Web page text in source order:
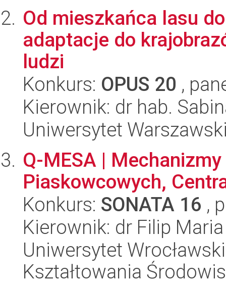
Od mieszkańca lasu
adaptacje do
ludzi
Konkurs: OPUS 20 ,
Kierownik: dr hab.
Uniwersytet
Q-MESA |
Piaskowcowych,
Konkurs: SONATA 16 ,
Kierownik: dr Filip
Uniwersytet
Kształtowania